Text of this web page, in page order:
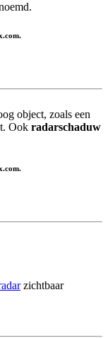
object, zoals een
Ook radarschaduw
zichtbaar